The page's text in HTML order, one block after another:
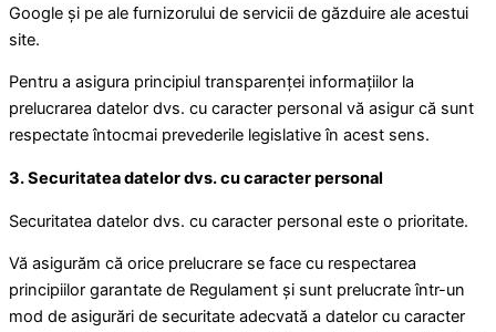
Google și pe ale furnizorului de servicii de găzduire ale acestui
site.
Pentru a asigura principiul transparenței informațiilor la
prelucrarea datelor dvs. cu caracter personal vă asigur că sunt
respectate întocmai prevederile legislative în acest sens.
3. Securitatea datelor dvs. cu caracter personal
Securitatea datelor dvs. cu caracter personal este o prioritate.
Vă asigurăm că orice prelucrare se face cu respectarea
principiilor garantate de Regulament și sunt prelucrate într-un
mod de asigurări de securitate adecvată a datelor cu caracter